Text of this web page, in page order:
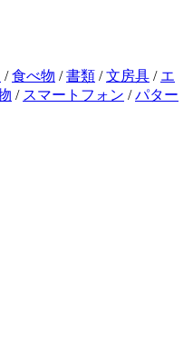
/食べ物 /書類 /文房具 / エ
/ スマートフォン /パター